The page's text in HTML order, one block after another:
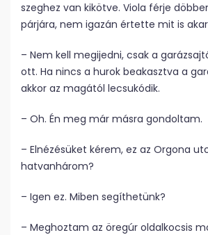
szeghez van kikötve. Viola férje
párjára, nem igazán értette mit is
– Nem kell megijedni, csak a
ott. Ha nincs a hurok beakasztva a
akkor az magától lecsukódik.
– Oh. Én meg már másra gondoltam.
– Elnézésüket kérem, ez az Orgona
hatvanhárom?
– Igen ez. Miben segíthetünk?
– Meghoztam az öregúr oldalkocsis